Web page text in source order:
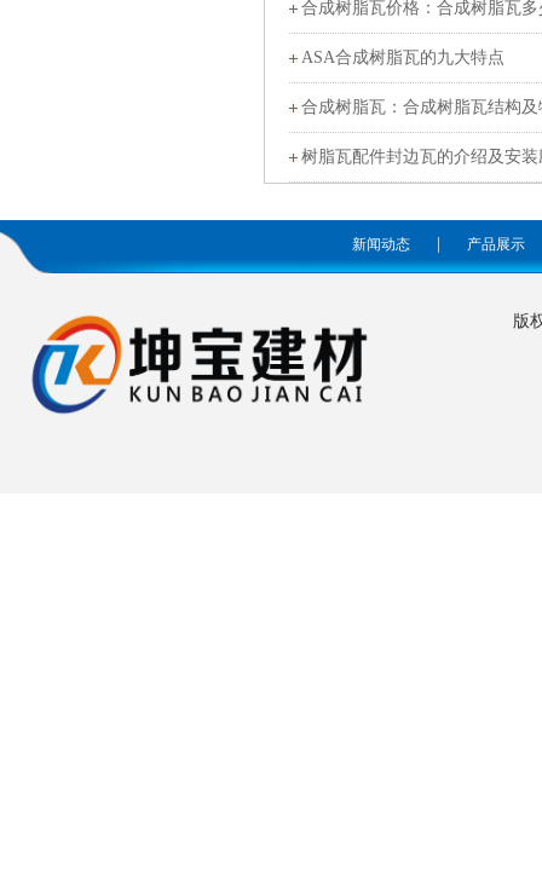
合成树脂瓦价格：合成树脂瓦
ASA合成树脂瓦的九大特点
合成树脂瓦：合成树脂瓦结构及
树脂瓦配件封边瓦的介绍及安装
新闻动态 产品展示
版